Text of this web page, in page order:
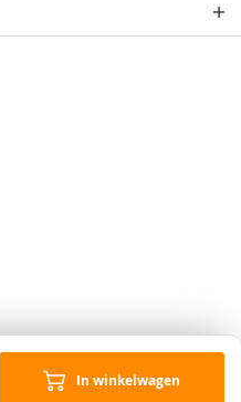
In winkelwagen